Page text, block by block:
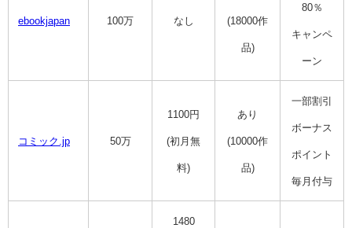
ebookjapan 100万 なし (18000作
品)
80％
キャンペ
ーン
コミック.jp 50万
1100円
(初月無
料)
あり
(10000作
品)
一部割引
ボーナス
ポイント
毎月付与
1480